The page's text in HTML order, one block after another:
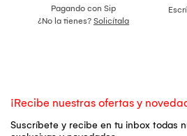
Pagando con Sip
¿No la tienes? Solicítala
¡Recibe nuestras ofertas y
Suscríbete y recibe en tu inbox todas